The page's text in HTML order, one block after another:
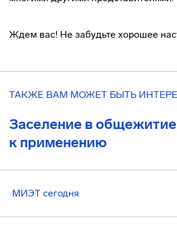
Ждем вас! Не забудьте хорошее
ТАКЖЕ ВАМ МОЖЕТ БЫТЬ
Заселение в
к применению
МИЭТ сегодня